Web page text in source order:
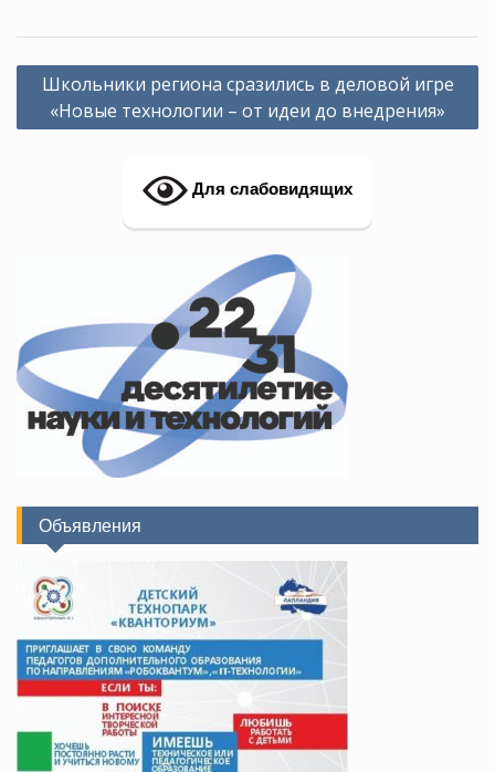
Навигация
записям
Школьники региона сразились в деловой игре
«Новые технологии – от идеи до внедрения»
Для слабовидящих
Объявления